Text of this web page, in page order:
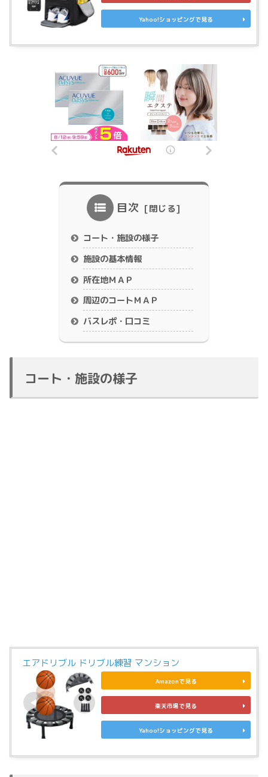
Yahoo!ショッピングで見る
目次
コート・施設の様子
施設の基本情報
所在地ＭＡＰ
周辺のコートＭＡＰ
バスレポ・口コミ
コート・施設の様子
エアドリブル ドリブル練習 マンション
Amazonで見る
楽天市場で見る
Yahoo!ショッピングで見る